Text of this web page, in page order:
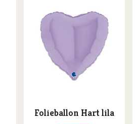
Folieballon Hart lila